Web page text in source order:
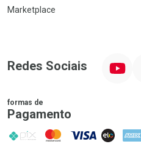
Marketplace
Redes Sociais
formas de
Pagamento
PIX MasterCard
VISA ELO